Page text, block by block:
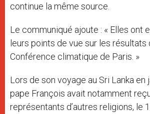
continue la même source.
Le communiqué ajoute : « Elles ont
leurs points de vue sur les résultats
Conférence climatique de Paris. »
Lors de son voyage au Sri Lanka en
pape François avait notamment
représentants d’autres religions, le